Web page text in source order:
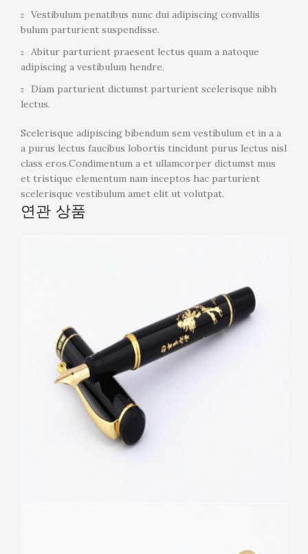
Vestibulum penatibus nunc dui adipiscing convallis
bulum parturient suspendisse.
Abitur parturient praesent lectus quam a natoque
adipiscing a vestibulum hendre.
Diam parturient dictumst parturient scelerisque nibh
lectus.
Scelerisque adipiscing bibendum sem vestibulum et in a a
a purus lectus faucibus lobortis tincidunt purus lectus nisl
class eros.Condimentum a et ullamcorper dictumst mus
et tristique elementum nam inceptos hac parturient
scelerisque vestibulum amet elit ut volutpat.
연관 상품